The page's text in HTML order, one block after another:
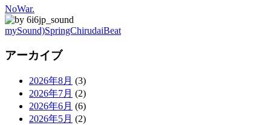
NoWar.
mySound)SpringChirudaiBeat
アーカイブ
2026年8月 (3)
2026年7月 (2)
2026年6月 (6)
2026年5月 (2)